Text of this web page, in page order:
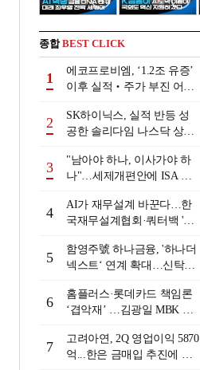
종합BEST CLICK
1
에코프로비엠, ‘1.2조 유증’
이후 실적‧주가 부진 어쩌
2
SK하이닉스, 실적 반등 성
공한 솔리다임 나스닥 상장
3
"남아야 하나, 이사가야 하
나"…세제개편안에 ISA 투
4
AI가 재무설계 바꾼다…한
국재무설계협회·쿼터백 '베
5
함영주號 하나금융, '하나더
넥스트‘ 연계 확대…신탁수
니어 비즈니스 돋보기]
6
홈플러스·롯데카드 책임론
‘겹악재’ …김광일 MBK 부
7
고려아연, 2Q 영업이익 5870
억...한은 금매입 추진에 주